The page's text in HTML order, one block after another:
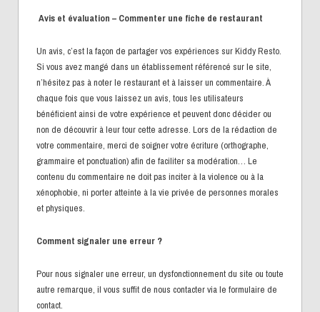
Avis et évaluation – Commenter une fiche de restaurant
Un avis, c’est la façon de partager vos expériences sur Kiddy Resto.
Si vous avez mangé dans un établissement référencé sur le site,
n’hésitez pas à noter le restaurant et à laisser un commentaire. À
chaque fois que vous laissez un avis, tous les utilisateurs
bénéficient ainsi de votre expérience et peuvent donc décider ou
non de découvrir à leur tour cette adresse. Lors de la rédaction de
votre commentaire, merci de soigner votre écriture (orthographe,
grammaire et ponctuation) afin de faciliter sa modération… Le
contenu du commentaire ne doit pas inciter à la violence ou à la
xénophobie, ni porter atteinte à la vie privée de personnes morales
et physiques.
Comment signaler une erreur ?
Pour nous signaler une erreur, un dysfonctionnement du site ou toute
autre remarque, il vous suffit de nous contacter via le formulaire de
contact.